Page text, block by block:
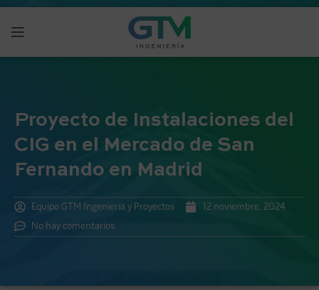
Proyecto de Instalaciones del
CIG en el Mercado de San
Fernando en Madrid
Equipo GTM Ingeniería y Proyectos 12 noviembre, 2024
No hay comentarios